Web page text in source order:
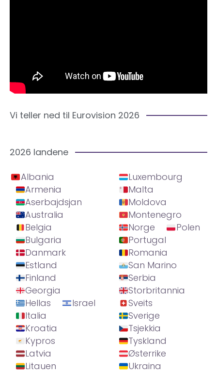
Vi teller ned til Eurovision 2026
2026 landene
Albania
Armenia
Aserbajdsjan
Australia
Belgia
Bulgaria
Danmark
Estland
Finland
Georgia
Hellas
Israel
Italia
Kroatia
Kypros
Latvia
Litauen
Luxembourg
Malta
Moldova
Montenegro
Norge
Polen
Portugal
Romania
San Marino
Serbia
Storbritannia
Sveits
Sverige
Tsjekkia
Tyskland
Østerrike
Ukraina